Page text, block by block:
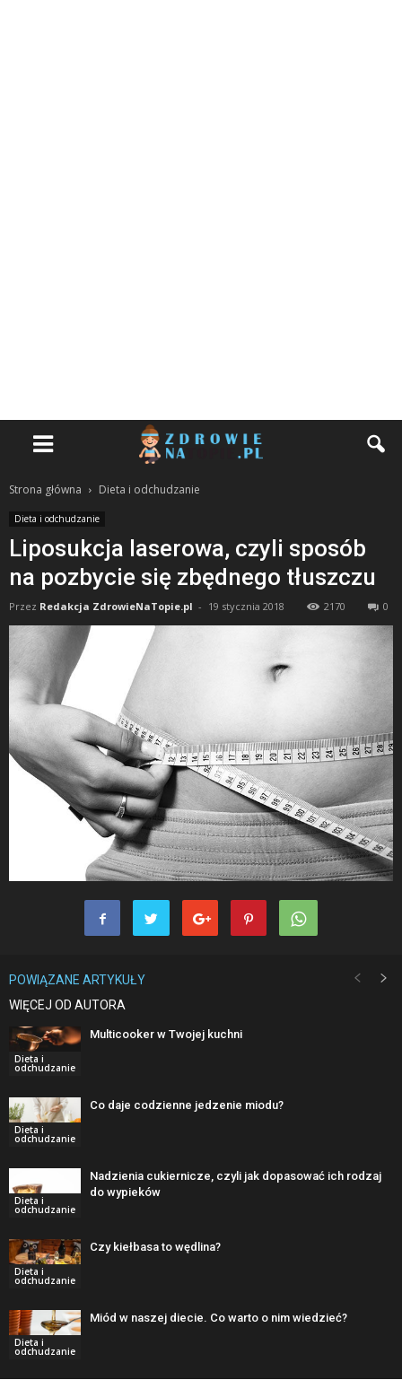
Strona główna Dieta i odchudzanie
Dieta i odchudzanie
Liposukcja laserowa, czyli sposób
na pozbycie się zbędnego tłuszczu
Przez Redakcja ZdrowieNaTopie.pl - 19 stycznia 2018 2170 0
POWIĄZANE ARTYKUŁY
WIĘCEJ OD AUTORA
Dieta i
odchudzanie
Multicooker w Twojej kuchni
Dieta i
odchudzanie
Co daje codzienne jedzenie miodu?
Dieta i
odchudzanie
Nadzienia cukiernicze, czyli jak dopasować ich rodzaj
do wypieków
Dieta i
odchudzanie
Czy kiełbasa to wędlina?
Dieta i
odchudzanie
Miód w naszej diecie. Co warto o nim wiedzieć?